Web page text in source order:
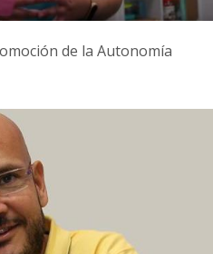
de la Autonomía